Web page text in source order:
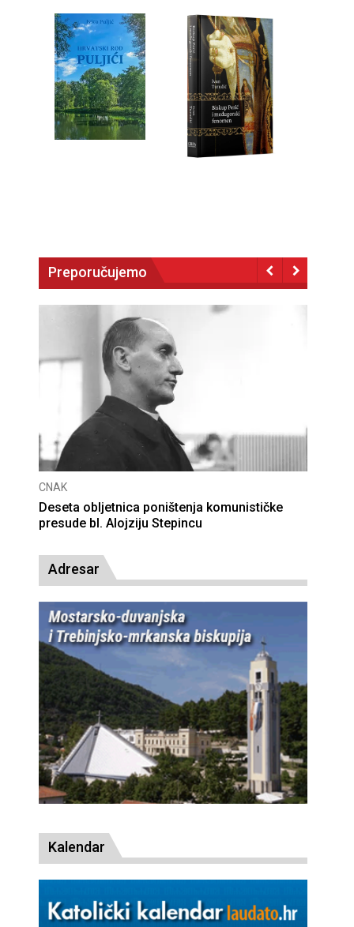
Preporučujemo
CNAK
Deseta obljetnica poništenja komunističke
presude bl. Alojziju Stepincu
Adresar
Kalendar